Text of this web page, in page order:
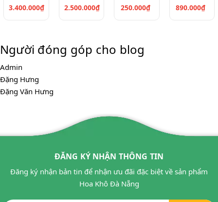
3.400.000₫ 2.500.000₫ 250.000₫ 890.000₫
Người đóng góp cho blog
Admin
Đặng Hưng
Đặng Văn Hưng
ĐĂNG KÝ NHẬN THÔNG TIN
Đăng ký nhận bản tin để nhận ưu đãi đặc biệt về sản phẩm
Hoa Khô Đà Nẵng